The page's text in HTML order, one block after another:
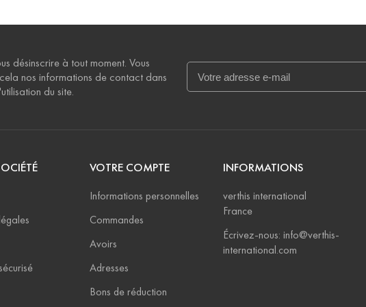
désinscrire à tout moment. Vous
nos informations de contact dans
du site.
VOTRE COMPTE
Informations personnelles
Commandes
Avoirs
Adresses
Bons de réduction
INFORMATIONS
verthis international
France
Écrivez-nous: info@verthis-
international.com